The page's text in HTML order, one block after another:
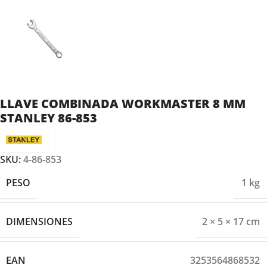
LLAVE COMBINADA WORKMASTER 8 MM
STANLEY 86-853
SKU:4-86-853
PESO
1 kg
DIMENSIONES 2 × 5 × 17 cm
EAN 3253564868532